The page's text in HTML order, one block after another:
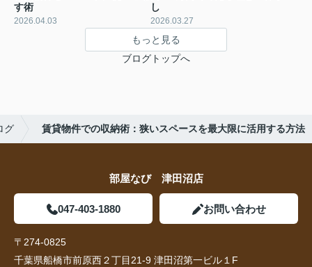
す術
2026.04.03
し
2026.03.27
もっと見る
ブログトップへ
グ 賃貸物件での収納術：狭いスペースを最大限に活用する方法
部屋なび 津田沼店
047-403-1880 お問い合わせ
〒274-0825
千葉県船橋市前原西２丁目21-9 津田沼第一ビル１F